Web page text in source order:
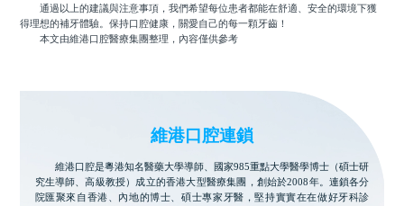
通過以上的建議與注意事項，我們希望每位患者都能在舒適、安全的環境下獲
得理想的補牙體驗。保持口腔健康，關愛自己的每一顆牙齒！
本文由維港口腔醫療集團整理，內容僅供參考
維港口腔連鎖
維港口腔是粵港知名醫藥大學導師、國家985重點大學醫學博士（碩士研
究生導師、高級教授）成立的香港大型醫療集團，創始於2008年。連鎖各分
院匯聚來自香港、內地的博士、碩士專家牙醫，堅持實實在在做好牙科診